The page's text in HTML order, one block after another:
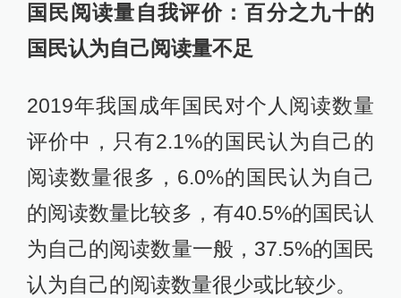
国民阅读量自我评价：百分之九十的
国民认为自己阅读量不足
2019年我国成年国民对个人阅读数量
评价中，只有2.1%的国民认为自己的
阅读数量很多，6.0%的国民认为自己
的阅读数量比较多，有40.5%的国民认
为自己的阅读数量一般，37.5%的国民
认为自己的阅读数量很少或比较少。